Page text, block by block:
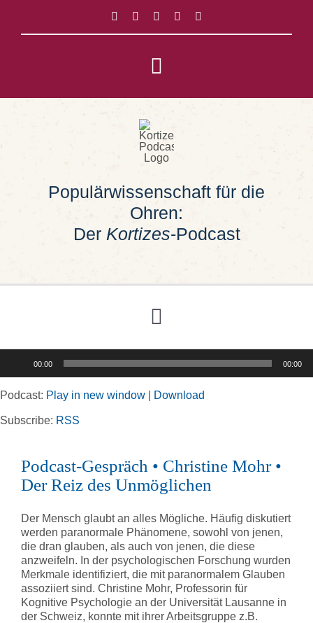
springen
Toggle
Navigation
Impressum
Datenschutz
Populärwissenschaft für die
Ohren:
Der Kortizes-Podcast
Toggle
Navigation
Rubriken
Kortizes Website
00:00 00:00
Podcast: Play in new window Download
Subscribe: RSS
Podcast-Gespräch • Christine Mohr •
Der Reiz des Unmöglichen
Der Mensch glaubt an alles Mögliche. Häufig diskutiert
werden paranormale Phänomene, sowohl von jenen,
die dran glauben, als auch von jenen, die diese
anzweifeln. In der psychologischen Forschung wurden
Merkmale identifiziert, die mit paranormalem Glauben
assoziiert sind. Christine Mohr, Professorin für
Kognitive Psychologie an der Universität Lausanne in
der Schweiz, konnte mit ihrer Arbeitsgruppe z.B.